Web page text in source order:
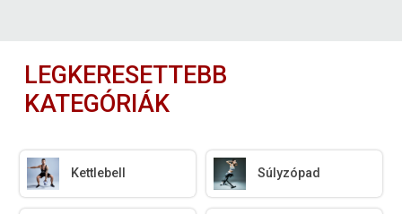
LEGKERESETTEBB
KATEGÓRIÁK
Kettlebell Súlyzópad